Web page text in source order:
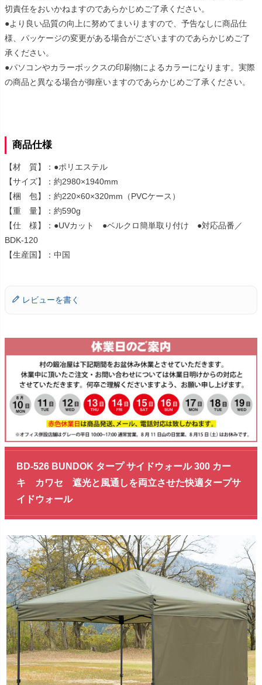
切責任をおいかねますのであらかじめご了承ください。
●より良い品質の向上に努めてまいりますので、予告なしに商品仕
様、パッケージの変更がある場合がございますのであらかじめご了
承ください。
●パソコンやカラーボックスの印刷物によるカラーになります。実際
の商品と異なる場合が御座いますのであらかじめご了承ください。
商品仕様
【材 質】：●ポリエステル
【サイズ】：約2980×1940mm
【梱 包】：約220×60×320mm（PVCケース）
【重 量】：約590g
【仕 様】：●UVカット ●ベルクロ簡単取り付け ●対応品番／
BDK-120
【生産国】：中国
レビューを書く
BD-526 BUNDOK タープ サイドウォール 300 カー
キ カワセ 遮光と風通しを両立させた快適タープサ
イドウォール